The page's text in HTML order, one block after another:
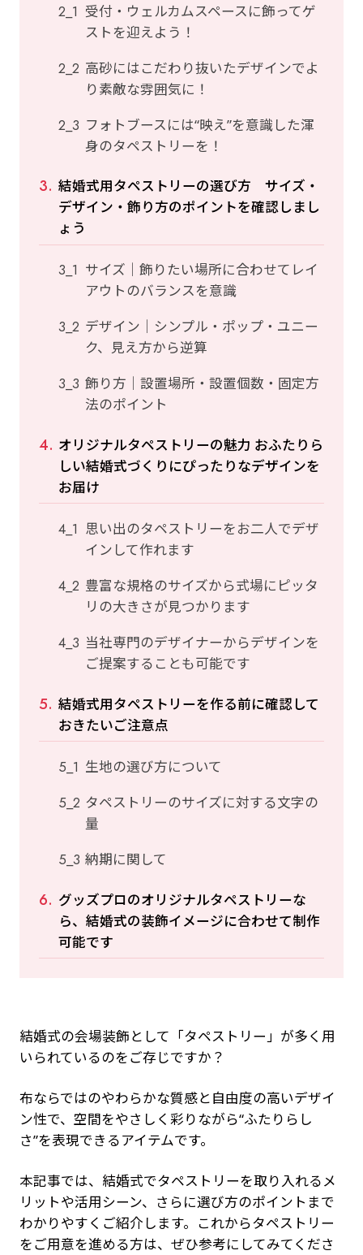
受付・ウェルカムスペースに飾ってゲ
ストを迎えよう！
高砂にはこだわり抜いたデザインでよ
り素敵な雰囲気に！
フォトブースには“映え”を意識した渾
身のタペストリーを！
結婚式用タペストリーの選び方 サイズ・
デザイン・飾り方のポイントを確認しまし
ょう
サイズ｜飾りたい場所に合わせてレイ
アウトのバランスを意識
デザイン｜シンプル・ポップ・ユニー
ク、見え方から逆算
飾り方｜設置場所・設置個数・固定方
法のポイント
オリジナルタペストリーの魅力 おふたりら
しい結婚式づくりにぴったりなデザインを
お届け
思い出のタペストリーをお二人でデザ
インして作れます
豊富な規格のサイズから式場にピッタ
リの大きさが見つかります
当社専門のデザイナーからデザインを
ご提案することも可能です
結婚式用タペストリーを作る前に確認して
おきたいご注意点
生地の選び方について
タペストリーのサイズに対する文字の
量
納期に関して
グッズプロのオリジナルタペストリーな
ら、結婚式の装飾イメージに合わせて制作
可能です
結婚式の会場装飾として「タペストリー」が多く用
いられているのをご存じですか？
布ならではのやわらかな質感と自由度の高いデザイ
ン性で、空間をやさしく彩りながら“ふたりらし
さ”を表現できるアイテムです。
本記事では、結婚式でタペストリーを取り入れるメ
リットや活用シーン、さらに選び方のポイントまで
わかりやすくご紹介します。これからタペストリー
をご用意を進める方は、ぜひ参考にしてみてくださ